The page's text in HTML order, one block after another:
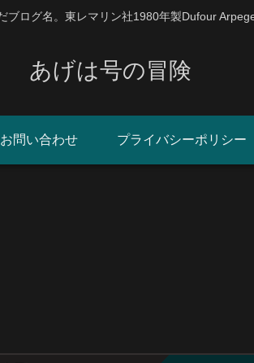
ログ名。東レマリン社1980年製Dufour
あげは号の冒険
お問い合わせ プライバシーポリシー